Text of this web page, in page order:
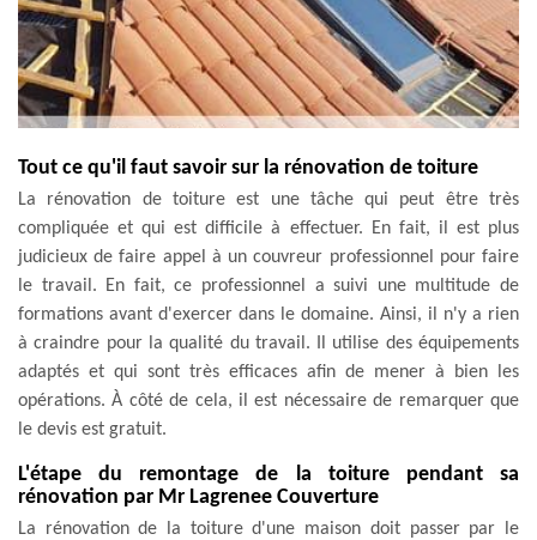
Tout ce qu'il faut savoir sur la rénovation de toiture
La rénovation de toiture est une tâche qui peut être très
compliquée et qui est difficile à effectuer. En fait, il est plus
judicieux de faire appel à un couvreur professionnel pour faire
le travail. En fait, ce professionnel a suivi une multitude de
formations avant d'exercer dans le domaine. Ainsi, il n'y a rien
à craindre pour la qualité du travail. Il utilise des équipements
adaptés et qui sont très efficaces afin de mener à bien les
opérations. À côté de cela, il est nécessaire de remarquer que
le devis est gratuit.
L'étape du remontage de la toiture pendant sa
rénovation par Mr Lagrenee Couverture
La rénovation de la toiture d'une maison doit passer par le